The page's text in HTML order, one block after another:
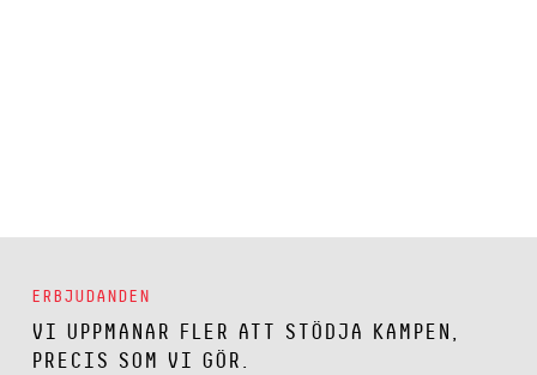
ERBJUDANDEN
VI UPPMANAR FLER ATT STÖDJA KAMPEN,
PRECIS SOM VI GÖR.